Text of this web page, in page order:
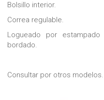
Bolsillo interior.
Correa regulable.
Logueado por
bordado.
Consultar por otros modelos.